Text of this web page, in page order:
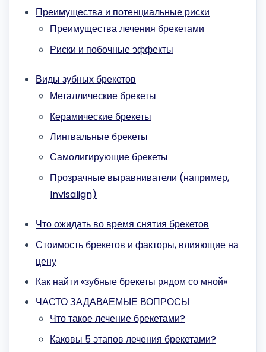
Преимущества и потенциальные риски
Преимущества лечения брекетами
Риски и побочные эффекты
Виды зубных брекетов
Металлические брекеты
Керамические брекеты
Лингвальные брекеты
Самолигирующие брекеты
Прозрачные выравниватели (например,
Invisalign)
Что ожидать во время снятия брекетов
Стоимость брекетов и факторы, влияющие на
цену
Как найти «зубные брекеты рядом со мной»
ЧАСТО ЗАДАВАЕМЫЕ ВОПРОСЫ
Что такое лечение брекетами?
Каковы 5 этапов лечения брекетами?